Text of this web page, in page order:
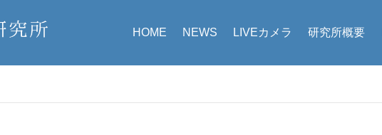
HOME NEWS LIVEカメラ 研究所概要